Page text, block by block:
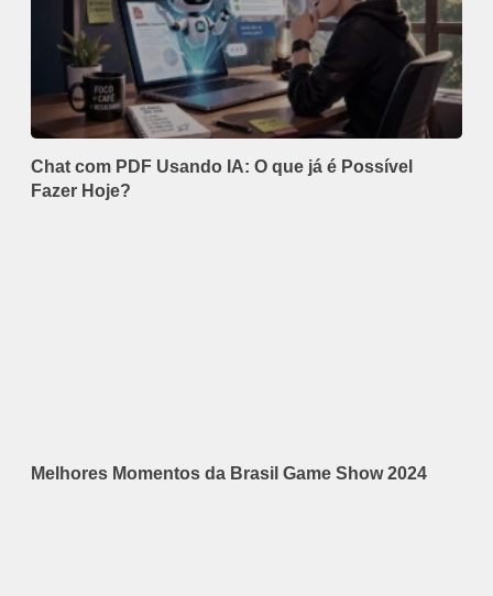
Chat com PDF Usando IA: O que já é Possível
Fazer Hoje?
Melhores Momentos da Brasil Game Show 2024